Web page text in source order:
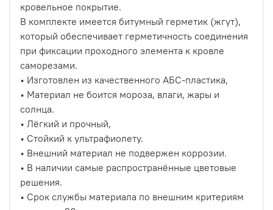
кровельное покрытие.
В комплекте имеется битумный герметик (жгут),
который обеспечивает герметичность соединения
при фиксации проходного элемента к кровле
саморезами.
• Изготовлен из качественного АБС-пластика,
• Материал не боится мороза, влаги, жары и
солнца.
• Лёгкий и прочный,
• Стойкий к ультрафиолету.
• Внешний материал не подвержен коррозии.
• В наличии самые распространённые цветовые
решения.
• Срок службы материала по внешним критериям